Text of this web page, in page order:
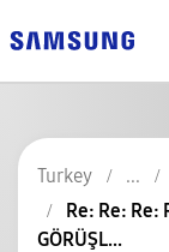
Turkey
Re: Re: Re:
GÖRÜŞL...